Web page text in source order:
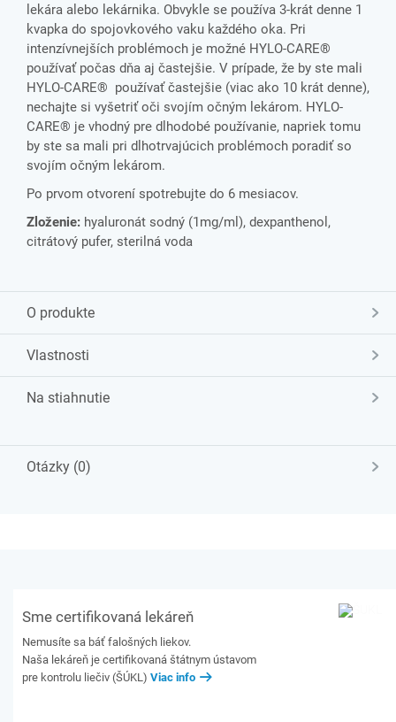
lekára alebo lekárnika. Obvykle se používa 3-krát denne 1
kvapka do spojovkového vaku každého oka. Pri
intenzívnejších problémoch je možné HYLO-CARE®
používať počas dňa aj častejšie. V prípade, že by ste mali
HYLO-CARE® používať častejšie (viac ako 10 krát denne),
nechajte si vyšetriť oči svojím očným lekárom. HYLO-
CARE® je vhodný pre dlhodobé používanie, napriek tomu
by ste sa mali pri dlhotrvajúcich problémoch poradiť so
svojím očným lekárom.
Po prvom otvorení spotrebujte do 6 mesiacov.
Zloženie: hyaluronát sodný (1mg/ml), dexpanthenol,
citrátový pufer, sterilná voda
O produkte
Vlastnosti
Na stiahnutie
Otázky (0)
Sme certifikovaná lekáreň
Nemusíte sa báť falošných liekov.
Naša lekáreň je certifikovaná štátnym ústavom
pre kontrolu liečiv (ŠÚKL) Viac info